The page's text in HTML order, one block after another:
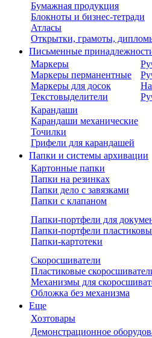
Бумажная продукция
Блокноты и бизнес-тетради
Атласы
Открытки, грамоты,
Письменные
Маркеры
Маркеры перманентные
Маркеры для досок
Текстовыделители
Карандаши
Карандаши механические
Точилки
Грифели для карандашей
Папки и системы архивации
Картонные папки
Папки на резинках
Папки дело с завязками
Папки с клапаном
Папки-портфели для
Папки-портфели
Папки-картотеки
Скоросшиватели
Пластиковые
Механизмы для
Обложка без механизма
Еще
Хозтовары
Демонстрационное